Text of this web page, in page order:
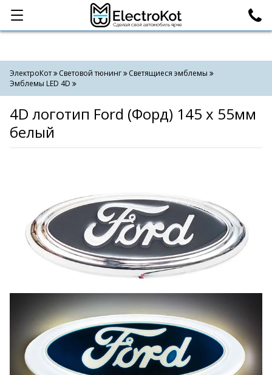
Категории Поиск
ЭлектроКот Световой тюнинг
Светящиеся эмблемы
Эмблемы LED 4D
4D логотип Ford (Форд) 145 х 55мм
белый